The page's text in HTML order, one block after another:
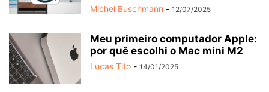
Michel Buschmann - 12/07/2025
Meu primeiro computador Apple:
por quê escolhi o Mac mini M2
Lucas Tito - 14/01/2025